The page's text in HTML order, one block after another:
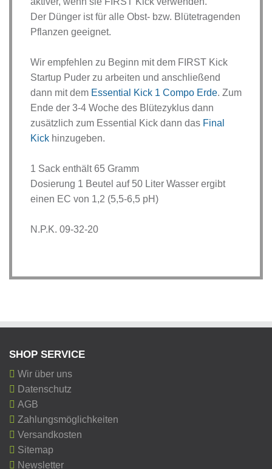
Der Dünger ist für alle Obst- bzw. Blütetragenden
Pflanzen geeignet.
Wir empfehlen zu Beginn mit dem FIRST Kick
Startup Puder zu arbeiten und anschließend
dann mit dem Essential Kick 1 Compo Erde. Zum
Ende der 3-4 Woche des Blütezyklus dann
zusätzlich zum Essential Kick dann das Final
Kick hinzugeben.
1 Sack enthält 65 Gramm
Dosierung 1 Beutel auf 50 Liter Wasser ergibt
einen EC von 1,2 (5,5-6,5 pH)
N.P.K. 09-32-20
SHOP SERVICE
Wir über uns
Datenschutz
AGB
Zahlungsmöglichkeiten
Versandkosten
Sitemap
Newsletter